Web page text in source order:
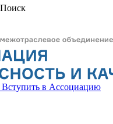
Вступить в Ассоциацию